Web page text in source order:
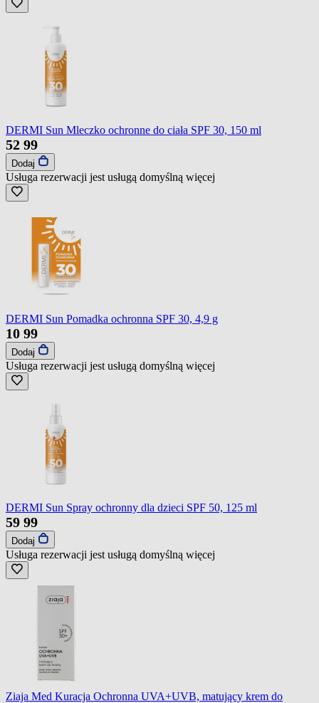
DERMI Sun Mleczko ochronne do ciała SPF 30, 150 ml
52 99
Dodaj
Usługa rezerwacji jest usługą domyślną więcej
DERMI Sun Pomadka ochronna SPF 30, 4,9 g
10 99
Dodaj
Usługa rezerwacji jest usługą domyślną więcej
DERMI Sun Spray ochronny dla dzieci SPF 50, 125 ml
59 99
Dodaj
Usługa rezerwacji jest usługą domyślną więcej
Ziaja Med Kuracja Ochronna UVA+UVB, matujący krem do